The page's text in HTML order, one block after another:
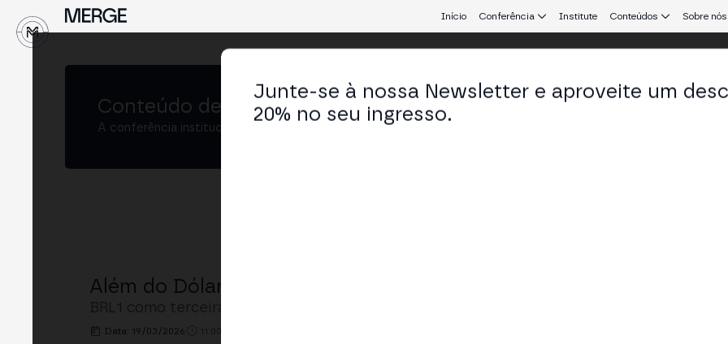
Início Conferência Institute Conteúdos Sobre nós
Conteúdo de MERGE São Paulo
A conferência institucional de cripto e Web3 que conecta Europa e América Latina.
Além do Dólar: A Ascensão de Stablecoins Não-USD
Data: 19/03/2026
Junte-se à nossa Newsletter e aproveite um
20% no seu ingresso.